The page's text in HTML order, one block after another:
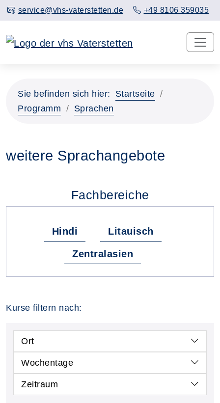
service@vhs-vaterstetten.de +49 8106 359035
Sie befinden sich hier:
Startseite
Programm
Sprachen
weitere Sprachangebote
Fachbereiche
Hindi Litauisch
Zentralasien
Kurse filtern nach:
Ort
Wochentage
Zeitraum